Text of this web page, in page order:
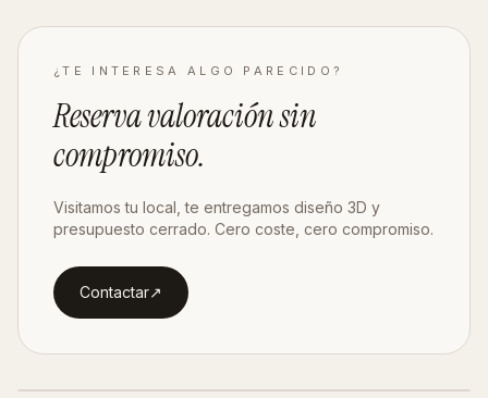
¿TE INTERESA ALGO PARECIDO?
Reserva valoraciónsin
compromiso.
Visitamos tu local, te entregamos diseño 3D y
presupuesto cerrado. Cero coste, cero compromiso.
Contactar↗︎